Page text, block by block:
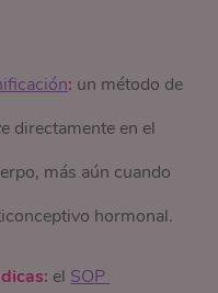
: un método de
directamente en el
más aún cuando
hormonal.
el SOP